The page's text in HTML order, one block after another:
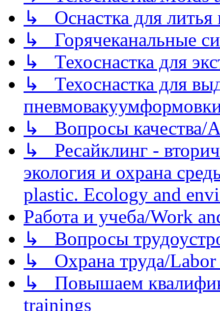
↳ Оснастка для литья
↳ Горячеканальные
↳ Техоснастка для
↳ Техоснастка для
↳ Вопросы качества/
↳ Ресайклинг -
экология и охрана
plastic. Ecology and
Работа и учеба/Work
↳ Вопросы
↳ Охрана труда/Labor
↳ Повышаем
trainings